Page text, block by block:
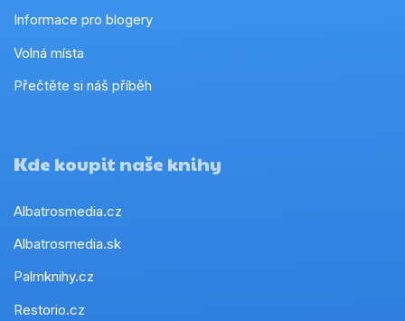
Informace pro blogery
Volná místa
Přečtěte si náš příběh
Kde koupit naše knihy
Albatrosmedia.cz
Albatrosmedia.sk
Palmknihy.cz
Restorio.cz